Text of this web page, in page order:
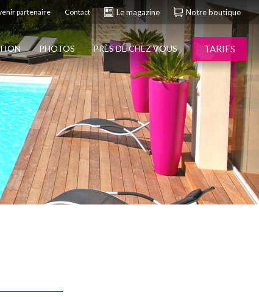
partenaire Contact Le magazine Notre boutique
TARIFS
PHOTOS PRÈS DE CHEZ VOUS